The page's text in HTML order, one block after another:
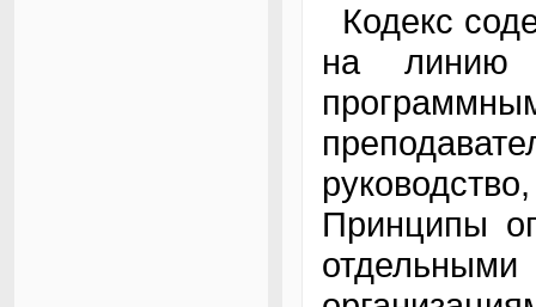
Кодекс
на линию
Принципы